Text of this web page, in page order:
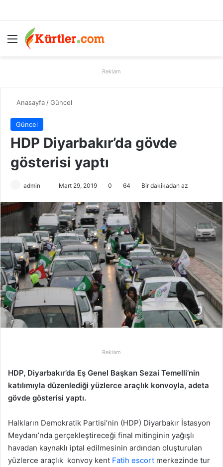
Menü
Reklam
Anasayfa /Güncel
Güncel
HDP Diyarbakır’da gövde
gösterisi yaptı
admin
-
p
o
s
t
g
ö
n
m
e
k
Mart 29, 2019 0 64 Bir dakikadan az
Reklam
HDP, Diyarbakır’da Eş Genel Başkan Sezai Temelli’nin
katılımıyla düzenlediği yüzlerce araçlık konvoyla, adeta
gövde gösterisi yaptı.
Halkların Demokratik Partisi’nin (HDP) Diyarbakır İstasyon
Meydanı’nda gerçekleştireceği final mitinginin yağışlı
havadan kaynaklı iptal edilmesinin ardından oluşturulan
yüzlerce araçlık konvoy kent Fatih escort merkezinde tur